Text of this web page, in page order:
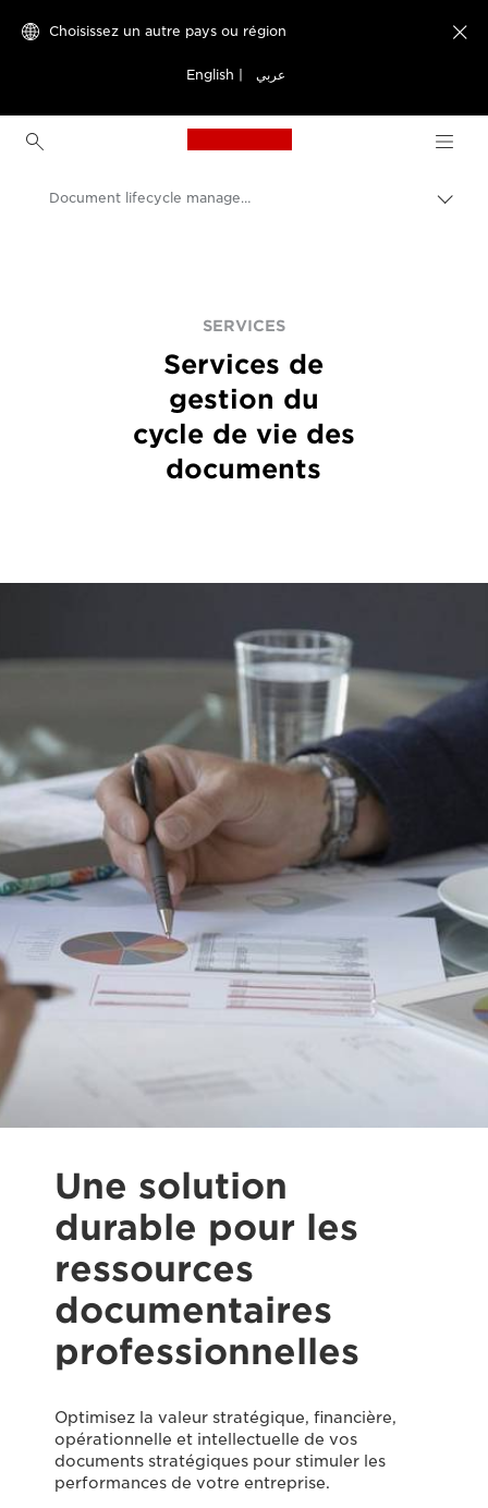
Choisissez un autre pays ou région
English عربي

Canon Logo, back to
Document lifecycle management services
SERVICES
Services de
gestion du
cycle de vie des
documents
Une solution
durable pour les
ressources
documentaires
professionnelles
Optimisez la valeur stratégique, financière,
opérationnelle et intellectuelle de vos
documents stratégiques pour stimuler les
performances de votre entreprise.